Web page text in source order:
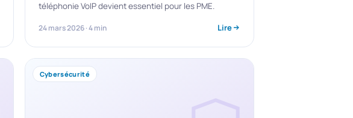
téléphonie VoIP devient essentiel pour les PME.
24 mars 2026 · 4 min Lire
Cybersécurité